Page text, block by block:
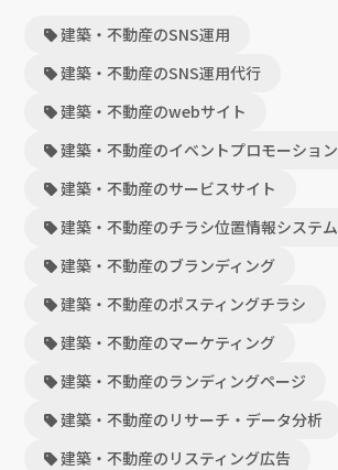
建築・不動産のSNS運用
建築・不動産のSNS運用代行
建築・不動産のwebサイト
建築・不動産のイベントプロモーション
建築・不動産のサービスサイト
建築・不動産のチラシ位置情報システム
建築・不動産のブランディング
建築・不動産のポスティングチラシ
建築・不動産のマーケティング
建築・不動産のランディングページ
建築・不動産のリサーチ・データ分析
建築・不動産のリスティング広告